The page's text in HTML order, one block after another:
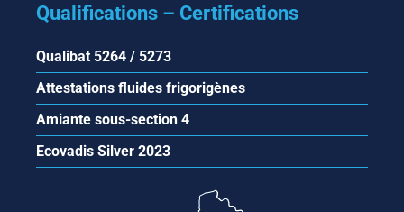
Qualifications – Certifications
Qualibat 5264 / 5273
Attestations fluides frigorigènes
Amiante sous-section 4
Ecovadis Silver 2023